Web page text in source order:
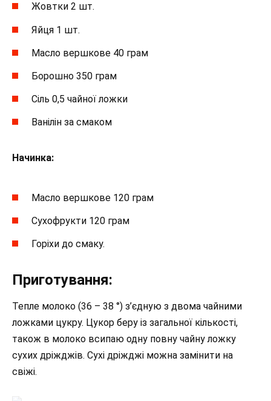
Жовтки 2 шт.
Яйця 1 шт.
Масло вершкове 40 грам
Борошно 350 грам
Сіль 0,5 чайної ложки
Ванілін за смаком
Начинка:
Масло вершкове 120 грам
Сухофрукти 120 грам
Горіхи до смаку.
Приготування:
Тепле молоко (36 – 38 °) з’єдную з двома чайними
ложками цукру. Цукор беру із загальної кількості,
також в молоко всипаю одну повну чайну ложку
сухих дріжджів. Сухі дріжджі можна замінити на
свіжі.